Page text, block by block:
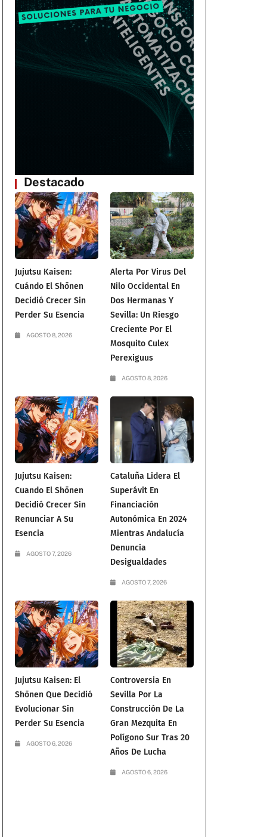
Destacado
Jujutsu Kaisen:
Cuándo El Shōnen
Decidió Crecer Sin
Perder Su Esencia
AGOSTO 8, 2026
Alerta Por Virus Del
Nilo Occidental En
Dos Hermanas Y
Sevilla: Un Riesgo
Creciente Por El
Mosquito Culex
Perexiguus
AGOSTO 8, 2026
Jujutsu Kaisen:
Cuando El Shōnen
Decidió Crecer Sin
Renunciar A Su
Esencia
AGOSTO 7, 2026
Cataluña Lidera El
Superávit En
Financiación
Autonómica En 2024
Mientras Andalucía
Denuncia
Desigualdades
AGOSTO 7, 2026
Jujutsu Kaisen: El
Shōnen Que Decidió
Evolucionar Sin
Perder Su Esencia
AGOSTO 6, 2026
Controversia En
Sevilla Por La
Construcción De La
Gran Mezquita En
Polígono Sur Tras 20
Años De Lucha
AGOSTO 6, 2026